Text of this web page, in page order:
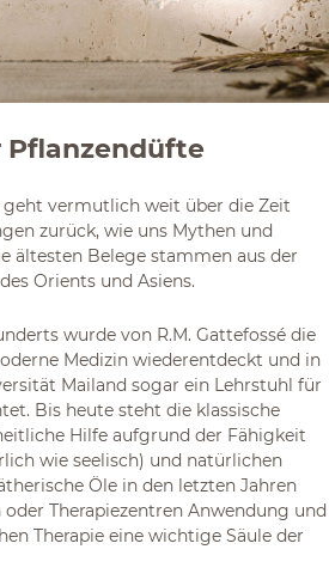
Pflanzendüfte
vermutlich weit über die Zeit
zurück, wie uns Mythen und
ältesten Belege stammen aus der
Orients und Asiens.
wurde von R.M. Gattefossé die
Medizin wiederentdeckt und in
Mailand sogar ein Lehrstuhl für
Bis heute steht die klassische
Hilfe aufgrund der Fähigkeit
wie seelisch) und natürlichen
Öle in den letzten Jahren
Therapiezentren Anwendung und
Therapie eine wichtige Säule der